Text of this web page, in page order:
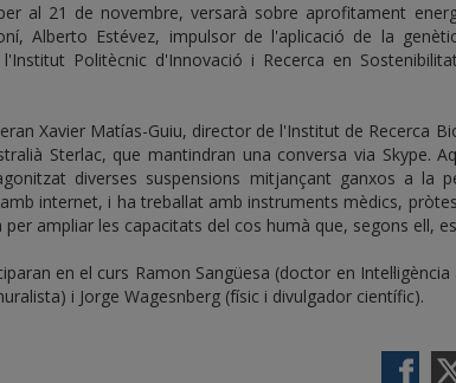
al 21 de novembre, versarà sobre aprofitament
Alberto Estévez, impulsor de l'aplicació de la
Politècnic d'Innovació i Recerca en
Xavier Matías-Guiu, director de l'Institut de Recerca
Sterlac, que mantindran una conversa via Skype.
diverses suspensions mitjançant ganxos a la
internet, i ha treballat amb instruments mèdics,
ampliar les capacitats del cos humà que, segons ell,
en el curs Ramon Sangüesa (doctor en
i Jorge Wagesnberg (físic i divulgador científic).